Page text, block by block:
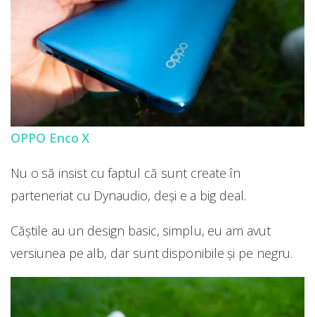
OPPO Enco X
Nu o să insist cu faptul că sunt create în
parteneriat cu Dynaudio, deși e a big deal.
Căștile au un design basic, simplu, eu am avut
versiunea pe alb, dar sunt disponibile și pe negru.